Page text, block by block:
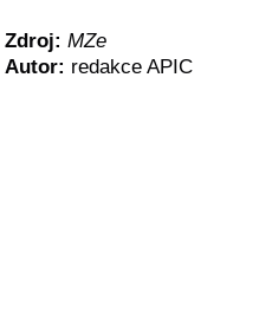
Zdroj: MZe
Autor: redakce APIC